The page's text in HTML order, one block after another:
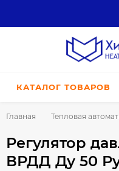
КАТАЛОГ ТОВАРОВ
Главная Тепловая
Регулятор
ВРДД Ду 50